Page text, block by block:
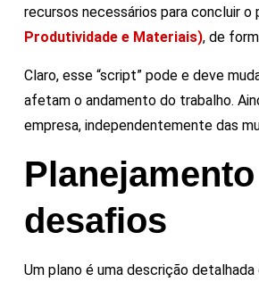
recursos necessários para concluir
Produtividade e Materiais), de
Claro, esse “script” pode e deve
afetam o andamento do trabalho.
empresa, independentemente das
desafios
Um plano é uma descrição